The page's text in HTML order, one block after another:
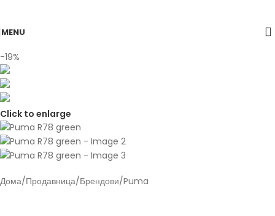
MENU
-19%
Click to enlarge
Дома/Продавница/Брендови/Puma